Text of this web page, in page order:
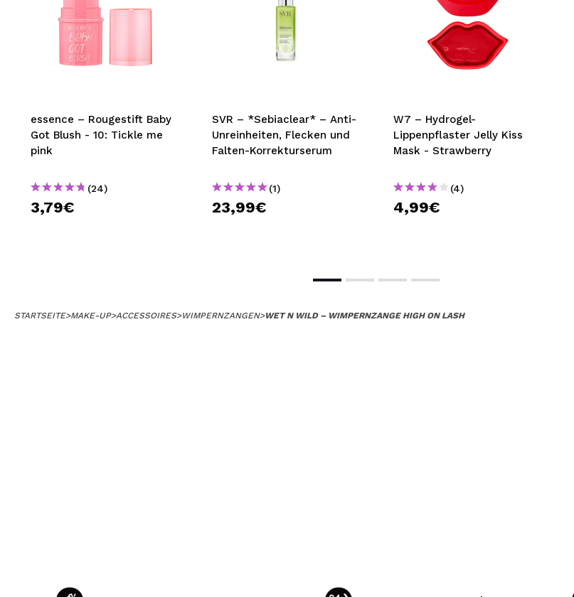
essence – Rougestift Baby
Got Blush - 10: Tickle me
pink
(24)
3,79€
SVR – *Sebiaclear* – Anti-
Unreinheiten, Flecken und
Falten-Korrekturserum
(1)
23,99€
W7 – Hydrogel-
Lippenpflaster Jelly Kiss
Mask - Strawberry
(4)
4,99€
STARTSEITE>MAKE-UP>ACCESSOIRES>WIMPERNZANGEN>WET N WILD – WIMPERNZANGE HIGH ON LASH